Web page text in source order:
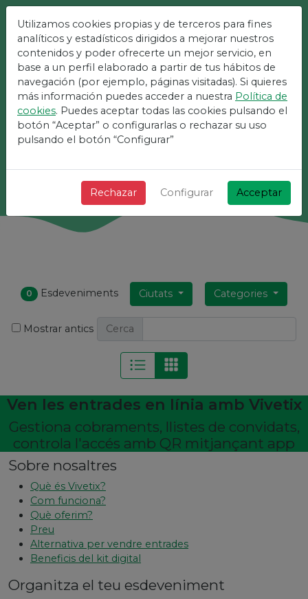
La Plataforma Més Fàcil
Per A Esdeveniments
¡ + Ràpid + Senzill i gratis !
Cerca
0 Esdeveniments Ciutats Categories
Mostrar antics Cerca
Ven les entrades en línia amb Vivetix
Gestiona cobraments, llistes de convidats,
controla l'accés amb QR mitjançant app
Sobre nosaltres
Què és Vivetix?
Com funciona?
Què oferim?
Preu
Alternativa per vendre entrades
Beneficis del kit digital
Organitza el teu esdeveniment
Utilizamos cookies propias y de terceros para fines
analíticos y estadísticos dirigidos a mejorar nuestros
contenidos y poder ofrecerte un mejor servicio, en
base a un perfil elaborado a partir de tus hábitos de
navegación (por ejemplo, páginas visitadas). Si quieres
más información puedes acceder a nuestra Política de
cookies. Puedes aceptar todas las cookies pulsando el
botón “Aceptar” o configurarlas o rechazar su uso
pulsando el botón “Configurar”
Rechazar Configurar Acceptar